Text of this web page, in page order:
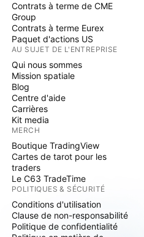
Contrats à terme de CME
Group
Contrats à terme Eurex
Paquet d'actions US
AU SUJET DE L'ENTREPRISE
Qui nous sommes
Mission spatiale
Blog
Centre d'aide
Carrières
Kit media
MERCH
Boutique TradingView
Cartes de tarot pour les
traders
Le C63 TradeTime
POLITIQUES & SÉCURITÉ
Conditions d'utilisation
Clause de non-responsabilité
Politique de confidentialité